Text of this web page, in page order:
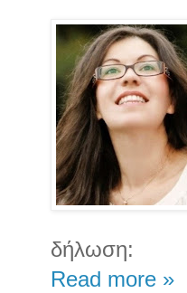
δήλωση:
Read more »